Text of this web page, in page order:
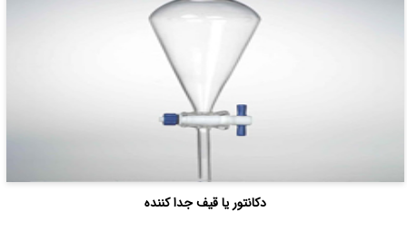
دکانتور یا قیف جدا کننده